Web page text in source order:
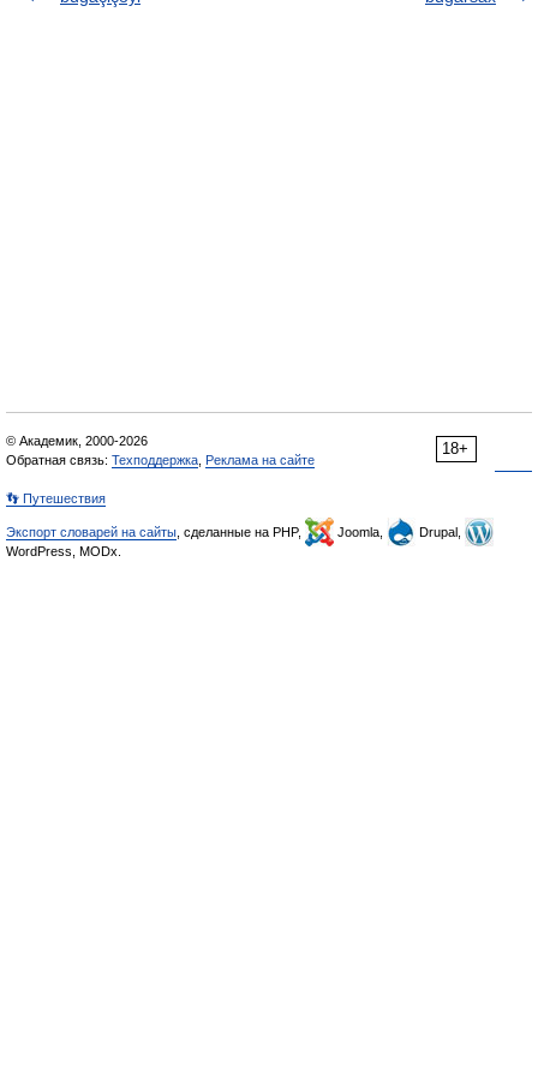
18+
© Академик, 2000-2026
Обратная связь: Техподдержка Реклама на сайте
👣 Путешествия
Экспорт словарей на сайты , сделанные на PHP, Joomla,
Drupal,
WordPress, MODx.